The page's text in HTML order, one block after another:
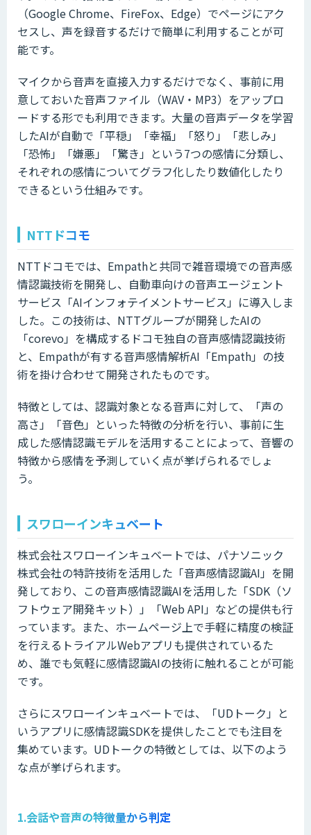
（Google Chrome、FireFox、Edge）でページにアク
セスし、声を録音するだけで簡単に利用することが可
能です。
マイクから音声を直接入力するだけでなく、事前に用
意しておいた音声ファイル（WAV・MP3）をアップロ
ードする形でも利用できます。大量の音声データを学習
したAIが自動で「平穏」「幸福」「怒り」「悲しみ」
「恐怖」「嫌悪」「驚き」という7つの感情に分類し、
それぞれの感情についてグラフ化したり数値化したり
できるという仕組みです。
NTTドコモ
NTTドコモでは、Empathと共同で雑音環境での音声感
情認識技術を開発し、自動車向けの音声エージェント
サービス「AIインフォテイメントサービス」に導入しま
した。この技術は、NTTグループが開発したAIの
「corevo」を構成するドコモ独自の音声感情認識技術
と、Empathが有する音声感情解析AI「Empath」の技
術を掛け合わせて開発されたものです。
特徴としては、認識対象となる音声に対して、「声の
高さ」「音色」といった特徴の分析を行い、事前に生
成した感情認識モデルを活用することによって、音響の
特徴から感情を予測していく点が挙げられるでしょ
う。
スワローインキュベート
株式会社スワローインキュベートでは、パナソニック
株式会社の特許技術を活用した「音声感情認識AI」を開
発しており、この音声感情認識AIを活用した「SDK（ソ
フトウェア開発キット）」「Web API」などの提供も行
っています。また、ホームページ上で手軽に精度の検証
を行えるトライアルWebアプリも提供されているた
め、誰でも気軽に感情認識AIの技術に触れることが可能
です。
さらにスワローインキュベートでは、「UDトーク」と
いうアプリに感情認識SDKを提供したことでも注目を
集めています。UDトークの特徴としては、以下のよう
な点が挙げられます。
1.会話や音声の特徴量から判定